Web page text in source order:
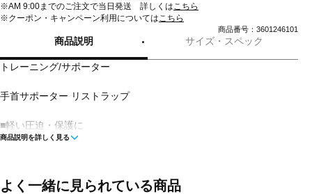
※AM 9:00までのご注文で当日発送 詳しくはこちら
※クーポン・キャンペーン利用についてはこちら
商品番号：3601246101
商品説明 サイズ・スペック
トレーニング/サポーター
手首サポーター リストラップ
■軽い圧迫・保護に
■フィット感と圧迫感を両立
商品説明を詳しく見る
よく一緒に見られている商品